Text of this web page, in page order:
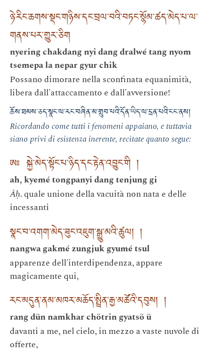
ཉེ་རིང་ཆགས་སྡང་གཉིས་དང་བྲལ་བའི་བཏང་སྙོམ་ཚད་མེད་པ་ལ་
གནས་པར་གྱུར་ཅིག
nyering chakdang nyi dang dralwé tang nyom
tsemepa la nepar gyur chik
Possano dimorare nella sconfinata equanimità,
libera dall'attaccamento e dall'avversione!
ཆོས་ཐམས་ཅད་སྣང་ལ་རང་བཞིན་མ་གྲུབ་པའི་དོན་ཡིད་ལ་དྲན་པའི་ངང་ནས།
Ricordando come tutti i fenomeni appaiano, e tuttavia
siano privi di esistenza inerente, recitate quanto segue:
ཨཿ སྐྱེ་མེད་སྟོང་པ་ཉིད་དང་རྟེན་འབྱུང་གི །
ah, kyemé tongpanyi dang tenjung gi
Āḥ. quale unione della vacuità non nata e delle
incessanti
སྣང་བ་འགག་མེད་ཟུང་འཇུག་སྒྱུ་མའི་ཚུལ། །
nangwa gakmé zungjuk gyumé tsul
apparenze dell'interdipendenza, appare
magicamente qui,
རང་མདུན་ནམ་མཁར་མཆོད་སྤྲིན་རྒྱ་མཚོའི་དབུས། །
rang dün namkhar chötrin gyatsö ü
davanti a me, nel cielo, in mezzo a vaste nuvole di
offerte,